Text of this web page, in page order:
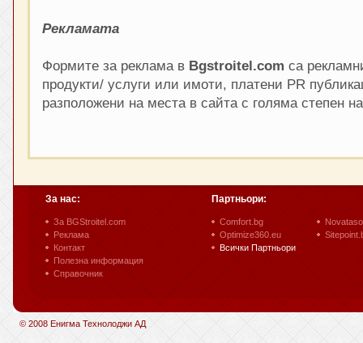
Рекламата
Формите за реклама в Bgstroitel.com са
продукти/ услуги или имоти, платени PR
разположени на места в сайта с голяма степен
За нас:
За BGStroitel.com
Реклама
Контакт
Полезна информация
Справочник
Партньори:
Comfort.bg
Optimize360.eu
Всички Партньори
© 2008 Енигма Технолоджи АД